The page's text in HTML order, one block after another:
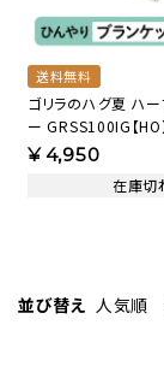
送料無料
ゴリラのハグ夏 ハ
ー GRSS100IG【HO
¥4,950
在庫切
並び替え 人気順